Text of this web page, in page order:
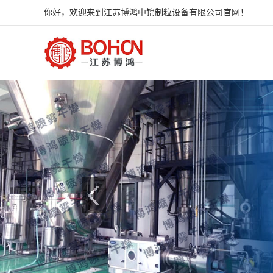
你好，欢迎来到江苏博鸿中锦制粒设备有限公司官网！